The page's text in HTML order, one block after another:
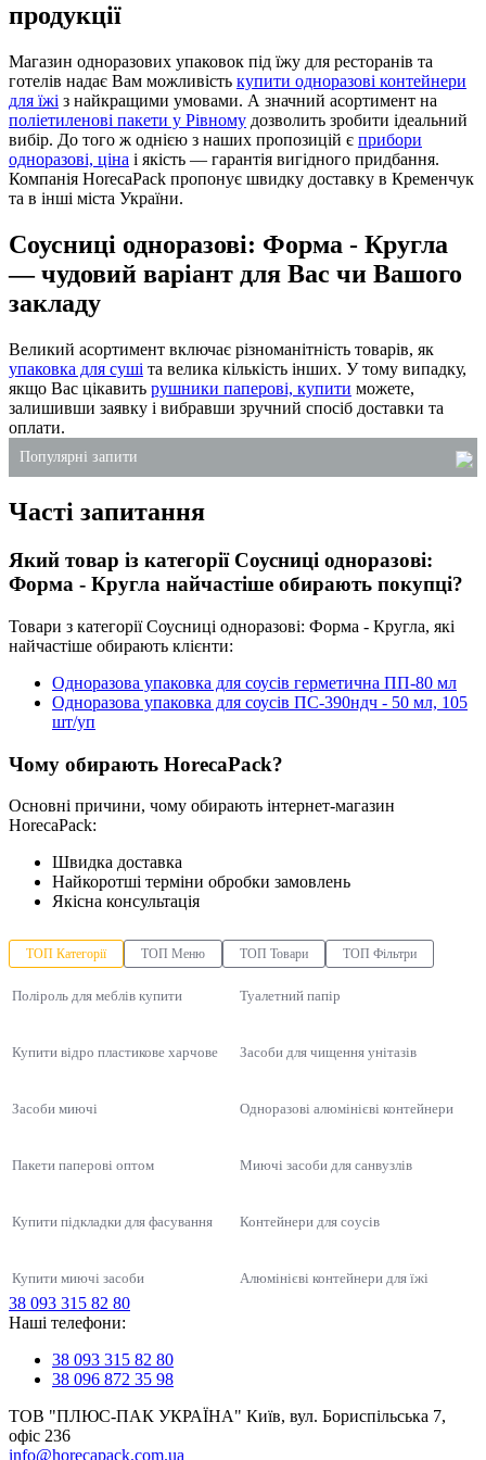
продукції
Магазин одноразових упаковок під їжу для ресторанів та
готелів надає Вам можливість купити одноразові контейнери
для їжі з найкращими умовами. А значний асортимент на
поліетиленові пакети у Рівному дозволить зробити ідеальний
вибір. До того ж однією з наших пропозицій є прибори
одноразові, ціна і якість — гарантія вигідного придбання.
Компанія HorecaPack пропонує швидку доставку в Кременчук
та в інші міста України.
Соусниці одноразові: Форма - Кругла
— чудовий варіант для Вас чи Вашого
закладу
Великий асортимент включає різноманітність товарів, як
упаковка для суші та велика кількість інших. У тому випадку,
якщо Вас цікавить рушники паперові, купити можете,
залишивши заявку і вибравши зручний спосіб доставки та
оплати.
Популярні запити
упаковка для торта пластикова
туалетний папір купити в україні
відра пластикові харчові купити
Часті запитання
Який товар із категорії Соусниці одноразові:
Форма - Кругла найчастіше обирають покупці?
Товари з категорії Соусниці одноразові: Форма - Кругла, які
найчастіше обирають клієнти:
Одноразова упаковка для соусів герметична ПП-80 мл
Одноразова упаковка для соусів ПС-390ндч - 50 мл, 105
шт/уп
Чому обирають HorecaPack?
Основні причини, чому обирають інтернет-магазин
HorecaPack:
Швидка доставка
Найкоротші терміни обробки замовлень
Якісна консультація
ТОП Категорії ТОП Меню ТОП Товари ТОП Фільтри
Поліроль для меблів купити
Купити відро пластикове харчове
Засоби миючі
Пакети паперові оптом
Купити підкладки для фасування
Купити миючі засоби
Засіб для миття посуду 5 л
Коробки для суші оптом
Туалетний папір
Засоби для чищення унітазів
Одноразові алюмінієві контейнери
Миючі засоби для санвузлів
Контейнери для соусів
Алюмінієві контейнери для їжі
Купити пластикові відра для харчових продуктів
Упаковка для суші, соусів, WOK
Продукти HoReCa
Соусниці одноразові
Упаковка для лапши (Вок бокс)
Для перших страв
Для других страв
упаковка для суші, соусів, wok
Засіб для миття плити антижир Майстер Клін 5 л
Підложка з спіненого полістиролу М3-20 (222х133х20 мм) БІЛА, 300
Пакет для сміття 60 л - 100 шт
Контейнер для супу білий
Тара 0.5 л для молочної продукції
Преміум упаковка для торта пластик
38 093 315 82 80
Наші телефони:
38 093 315 82 80
38 096 872 35 98
ТОВ "ПЛЮС-ПАК УКРАЇНА" Київ, вул. Бориспільська 7,
офіс 236
info@horecapack.com.ua